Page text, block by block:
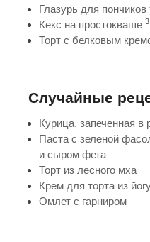
Глазурь для пончиков
Кекс на простокваше 3
Торт с белковым
Случайные
Курица, запеченная в
Паста с зеленой
и сыром фета
Торт из лесного мха
Крем для торта из
Омлет с гарниром